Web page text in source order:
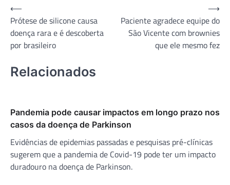
Navegação
de
Post
⟵
Prótese de silicone causa
doença rara e é descoberta
por brasileiro
Paciente agradece equipe do
São Vicente com brownies
que ele mesmo fez
⟶
Relacionados
Pandemia pode causar impactos em longo prazo nos
casos da doença de Parkinson
Evidências de epidemias passadas e pesquisas pré-clínicas
sugerem que a pandemia de Covid-19 pode ter um impacto
duradouro na doença de Parkinson.